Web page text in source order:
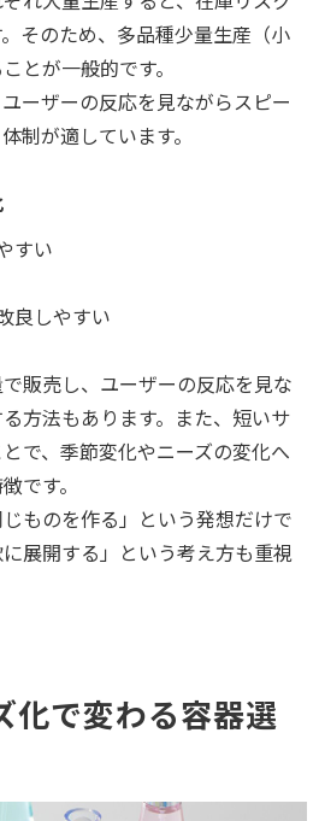
そのため、多品種少量生産（小
とが一般的です。
ーザーの反応を見ながらスピー
制が適しています。
すい
良しやすい
販売し、ユーザーの反応を見な
方法もあります。また、短いサ
で、季節変化やニーズの変化へ
です。
ものを作る」という発想だけで
展開する」という考え方も重視
化で変わる容器選